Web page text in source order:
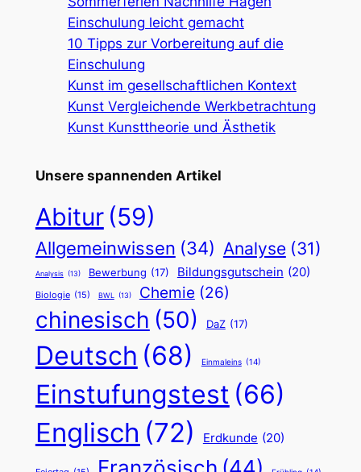
Einschulung leicht gemacht
10 Tipps zur Vorbereitung auf die
Einschulung
Kunst im gesellschaftlichen Kontext
Kunst Vergleichende Werkbetrachtung
Kunst Kunsttheorie und Ästhetik
Unsere spannenden Artikel
Abitur (59)
Allgemeinwissen (34) Analyse (31)
Analysis (13) Bewerbung (17) Bildungsgutschein (20)
Biologie (15) BWL (13) Chemie (26)
chinesisch (50) DaZ (17)
Deutsch (68) Einmaleins (14)
Einstufungstest (66)
Englisch (72) Erdkunde (20)